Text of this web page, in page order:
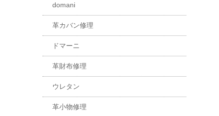
domani
革カバン修理
ドマーニ
革財布修理
ウレタン
革小物修理